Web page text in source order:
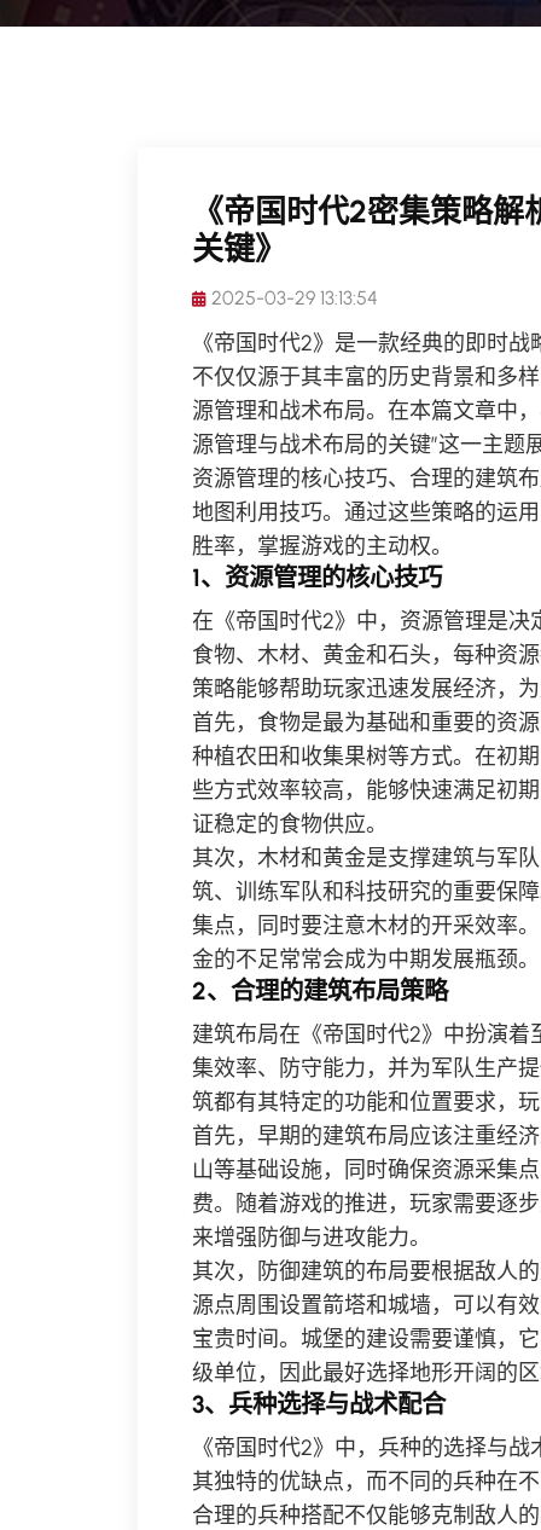
《帝国时代2密集策略
关键》
2025-03-29 13:13:54
《帝国时代2》是一款经典的即时
不仅仅源于其丰富的历史背景和多
源管理和战术布局。在本篇文章中
源管理与战术布局的关键”这一主
资源管理的核心技巧、合理的建筑
地图利用技巧。通过这些策略的运
胜率，掌握游戏的主动权。
1、资源管理的核心技巧
在《帝国时代2》中，资源管理是
食物、木材、黄金和石头，每种资
策略能够帮助玩家迅速发展经济，
首先，食物是最为基础和重要的资
种植农田和收集果树等方式。在初
些方式效率较高，能够快速满足初
证稳定的食物供应。
其次，木材和黄金是支撑建筑与军
筑、训练军队和科技研究的重要保
集点，同时要注意木材的开采效率
金的不足常常会成为中期发展瓶颈。
2、合理的建筑布局策略
建筑布局在《帝国时代2》中扮演
集效率、防守能力，并为军队生产
筑都有其特定的功能和位置要求，
首先，早期的建筑布局应该注重经
山等基础设施，同时确保资源采集
费。随着游戏的推进，玩家需要逐
来增强防御与进攻能力。
其次，防御建筑的布局要根据敌人
源点周围设置箭塔和城墙，可以有
宝贵时间。城堡的建设需要谨慎，
级单位，因此最好选择地形开阔的
3、兵种选择与战术配合
《帝国时代2》中，兵种的选择与
其独特的优缺点，而不同的兵种在
合理的兵种搭配不仅能够克制敌人